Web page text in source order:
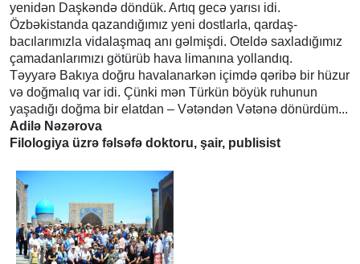
yenidən Daşkəndə döndük. Artıq gecə yarısı idi.
Özbəkistanda qazandığımız yeni dostlarla, qardaş-
bacılarımızla vidalaşmaq anı gəlmişdi. Oteldə saxladığımız
çamadanlarımızı götürüb hava limanına yollandıq.
Təyyarə Bakıya doğru havalanarkən içimdə qəribə bir hüzur
və doğmalıq var idi. Çünki mən Türkün böyük ruhunun
yaşadığı doğma bir elatdan – Vətəndən Vətənə dönürdüm...
Adilə Nəzərova
Filologiya üzrə fəlsəfə doktoru, şair, publisist